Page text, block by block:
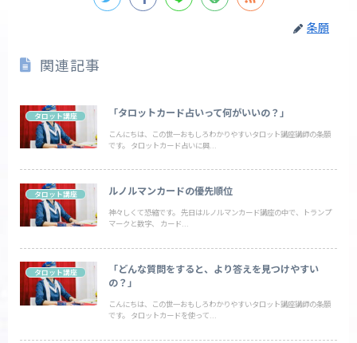
条願
関連記事
タロット講座 「タロットカード占いって何がいいの？」
こんにちは、この世一おもしろわかりやすいタロット講座講師の条願
です。 タロットカード占いに興...
タロット講座 ルノルマンカードの優先順位
神々しくて恐縮です。 先日はルノルマンカード講座の中で、トランプ
マークと数字、 カード...
タロット講座
「どんな質問をすると、より答えを見つけやすい
の？」
こんにちは、この世一おもしろわかりやすいタロット講座講師の条願
です。 タロットカードを使って...